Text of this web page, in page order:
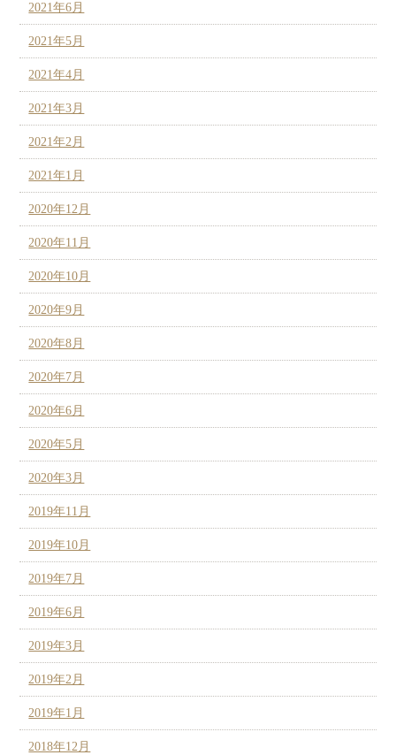
2021年6月
2021年5月
2021年4月
2021年3月
2021年2月
2021年1月
2020年12月
2020年11月
2020年10月
2020年9月
2020年8月
2020年7月
2020年6月
2020年5月
2020年3月
2019年11月
2019年10月
2019年7月
2019年6月
2019年3月
2019年2月
2019年1月
2018年12月